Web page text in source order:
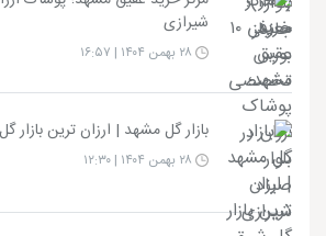
شیرازی
بازار گل مشهد | ارزان ترین بازار